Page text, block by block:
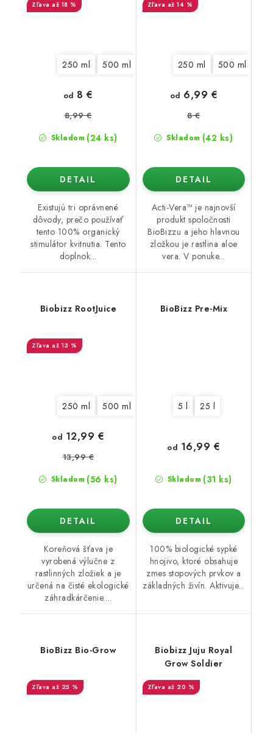
až 18 %
250 ml 500 ml 10 l 20 l
Skladom (24 ks)
od 8 €
8,99 €
DETAIL
Existujú tri oprávnené
dôvody, prečo používať
tento 100% organický
stimulátor kvitnutia. Tento
doplnok...
až 14 %
250 ml 500 ml
Skladom (42 ks)
od 6,99 €
8 €
DETAIL
Acti-Vera™ je najnovší
produkt spoločnosti
BioBizzu a jeho hlavnou
zložkou je rastlina aloe
vera. V ponuke...
Biobizz RootJuice
až 13 %
250 ml 500 ml 10 l 20 l
Skladom (56 ks)
od 12,99 €
13,99 €
DETAIL
Koreňová šťava je
vyrobená výlučne z
rastlinných zložiek a je
určená na čisté ekologické
záhradkárčenie....
BioBizz Pre-Mix
5 l 25 l
Skladom (31 ks)
od 16,99 €
DETAIL
100% biologické sypké
hnojivo, ktoré obsahuje
zmes stopových prvkov a
základných živín. Aktivuje...
BioBizz Bio-Grow
až 25 %
Biobizz Juju Royal
Grow Soldier
až 20 %